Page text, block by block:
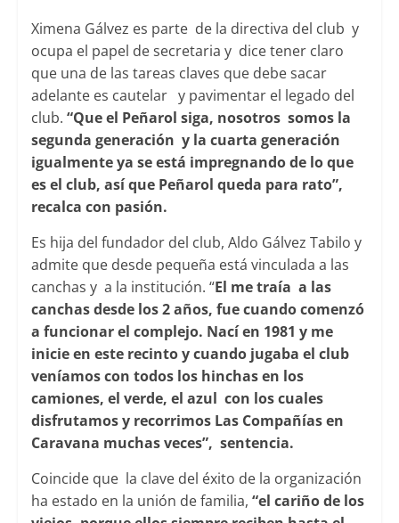
Ximena Gálvez es parte de la directiva del club y
ocupa el papel de secretaria y dice tener claro
que una de las tareas claves que debe sacar
adelante es cautelar y pavimentar el legado del
club. “Que el Peñarol siga, nosotros somos la
segunda generación y la cuarta generación
igualmente ya se está impregnando de lo que
es el club, así que Peñarol queda para rato”,
recalca con pasión.
Es hija del fundador del club, Aldo Gálvez Tabilo y
admite que desde pequeña está vinculada a las
canchas y a la institución. “El me traía a las
canchas desde los 2 años, fue cuando comenzó
a funcionar el complejo. Nací en 1981 y me
inicie en este recinto y cuando jugaba el club
veníamos con todos los hinchas en los
camiones, el verde, el azul con los cuales
disfrutamos y recorrimos Las Compañías en
Caravana muchas veces”, sentencia.
Coincide que la clave del éxito de la organización
ha estado en la unión de familia, “el cariño de los